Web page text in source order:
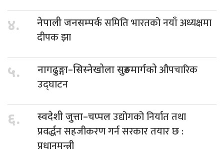
४. नेपाली जनसम्पर्कसमिति भारतको नयाँ अध्यक्षमा
दीपक झा
५. नागढुङ्गा–सिस्नेखोला सुरुङमार्गकोऔपचारिक
उद्घाटन
६. स्वदेशी जुत्ता–चप्पलउद्योगको निर्यात तथा
प्रवर्द्धन सहजीकरण गर्न सरकार तयार छ :
प्रधानमन्त्री